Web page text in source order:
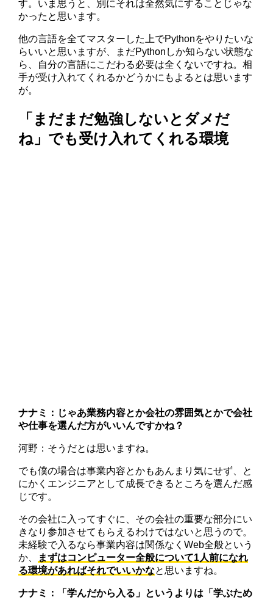
す。いま思うと、別にそれは全然気にすることじゃな
かったと思います。
他の言語を全てマスターした上でPythonをやりたいな
らいいと思いますが、まだPythonしか知らない状態な
ら、自分の言語にこだわる必要は全くないですね。相
手が受け入れてくれるかどうかにもよるとは思います
が。
「まだまだ勉強しないとダメだ
ね」でも受け入れてくれる環境
ナナミ：じゃあ業務内容とか会社の雰囲気とかで会社
や仕事を選んだ方がいいんですかね？
河野：そうだとは思いますね。
でも僕の場合は事業内容とかもあんまり気にせず、と
にかくエンジニアとして成長できるところを選んだ感
じです。
その会社に入ってすぐに、その会社の重要な部分にい
きなり参加させてもらえるわけではないと思うので。
未経験で入るなら事業内容は関係なくWeb全般という
か、
まずはコンピューター全般について1人前になれ
る環境があればそれでいいかなと思いますね。
ナナミ：「学んだから入る」というよりは「学ぶため